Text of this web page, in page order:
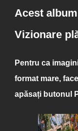
Acest
Vizionare
Pentru ca
format mare,
apăsați butonul